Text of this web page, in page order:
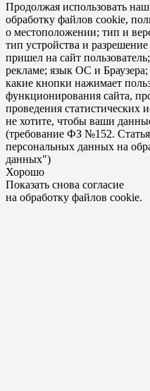
Продолжая использовать наш
обработку файлов cookie,
о местоположении; тип и
тип устройства и
пришел на сайт
рекламе; язык ОС и
какие кнопки нажимает
функционирования сайта,
проведения статистических
не хотите, чтобы ваши
(требование ФЗ №152.
персональных данных на
данных")
Хорошо
Показать снова согласие
на обработку файлов cookie.